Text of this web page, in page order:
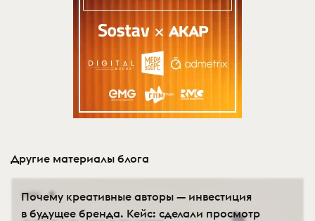
Другие материалы блога
Почему креативные авторы — инвестиция
в будущее бренда. Кейс: сделали просмотр